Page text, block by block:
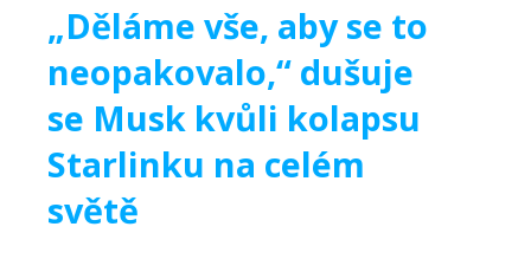
„Děláme vše, aby se to
neopakovalo,“ dušuje
se Musk kvůli kolapsu
Starlinku na celém
světě